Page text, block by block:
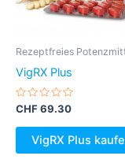
Rezeptfreies
VigRX Plus
Bewertet
0
von
CHF69.30
VigRX Plus